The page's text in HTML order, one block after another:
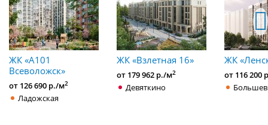
ЖК «А101
Всеволожск»
от 126 690 р./м2
Ладожская
ЖК «Взлетная 16»
от 179 962 р./м2
Девяткино
ЖК
от 116 200